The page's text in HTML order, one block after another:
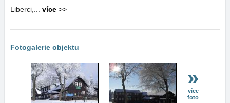
Liberci,... více >>
Fotogalerie objektu
»
více
foto